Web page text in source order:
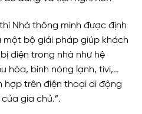
thì Nhà thông minh được định
một bộ giải pháp giúp khách
điện trong nhà như hệ
hòa, bình nóng lạnh, tivi,…
trên điện thoại di động
gia chủ.”.